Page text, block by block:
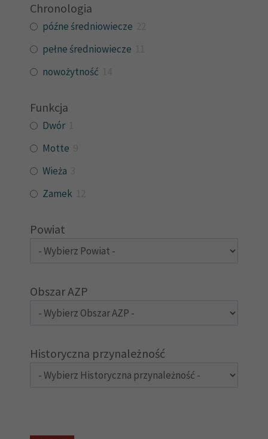
Chronologia
późne średniowiecze
pełne średniowiecze
nowożytność
Funkcja
Dwór
Motte
Wieża
Zamek
Powiat
Obszar AZP
Historyczna przynależność